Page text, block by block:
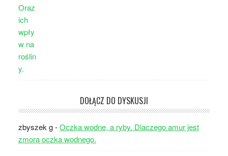
DOŁĄCZ DO DYSKUSJI
zbyszek g-Oczka wodne, a ryby. Dlaczego amur jest
zmorą oczka wodnego.